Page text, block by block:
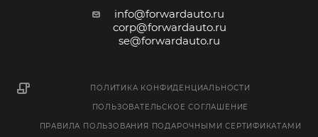
info@forwardauto.ru
corp@forwardauto.ru
se@forwardauto.ru
ПОЛИТИКА КОНФИДЕНЦИАЛЬНОСТИ
ПОЛЬЗОВАТЕЛЬСКОЕ СОГЛАШЕНИЕ
ПРАВИЛА ПОЛЬЗОВАНИЯ ПОДАРОЧНЫМИ СЕРТИФИКАТАМИ